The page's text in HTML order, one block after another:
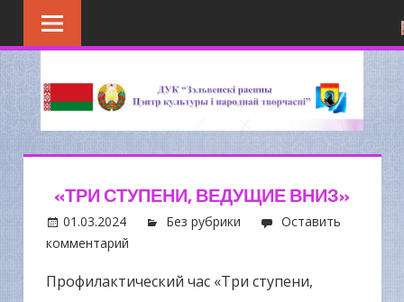
Перейти
содержимому
«ТРИ СТУПЕНИ, ВЕДУЩИЕ ВНИЗ»
01.03.2024 Без рубрики
Оставить
комментарий
Профилактический час «Три ступени,